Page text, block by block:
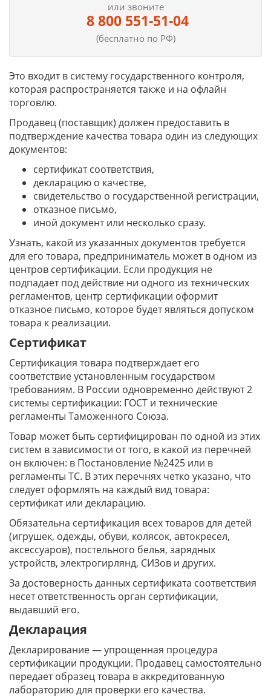
или звоните
8 800 551-51-04
(бесплатно по РФ)
Это входит в систему государственного контроля,
которая распространяется также и на офлайн
торговлю.
Продавец (поставщик) должен предоставить в
подтверждение качества товара один из следующих
документов:
сертификат соответствия,
декларацию о качестве,
свидетельство о государственной регистрации,
отказное письмо,
иной документ или несколько сразу.
Узнать, какой из указанных документов требуется
для его товара, предприниматель может в одном из
центров сертификации. Если продукция не
подпадает под действие ни одного из технических
регламентов, центр сертификации оформит
отказное письмо, которое будет являться допуском
товара к реализации.
Сертификат
Сертификация товара подтверждает его
соответствие установленным государством
требованиям. В России одновременно действуют 2
системы сертификации: ГОСТ и технические
регламенты Таможенного Союза.
Товар может быть сертифицирован по одной из этих
систем в зависимости от того, в какой из перечней
он включен: в Постановление №2425 или в
регламенты ТС. В этих перечнях четко указано, что
следует оформлять на каждый вид товара:
сертификат или декларацию.
Обязательна сертификация всех товаров для детей
(игрушек, одежды, обуви, колясок, автокресел,
аксессуаров), постельного белья, зарядных
устройств, электрогирлянд, СИЗов и других.
За достоверность данных сертификата соответствия
несет ответственность орган сертификации,
выдавший его.
Декларация
Декларирование — упрощенная процедура
сертификации продукции. Продавец самостоятельно
передает образец товара в аккредитованную
лабораторию для проверки его качества.